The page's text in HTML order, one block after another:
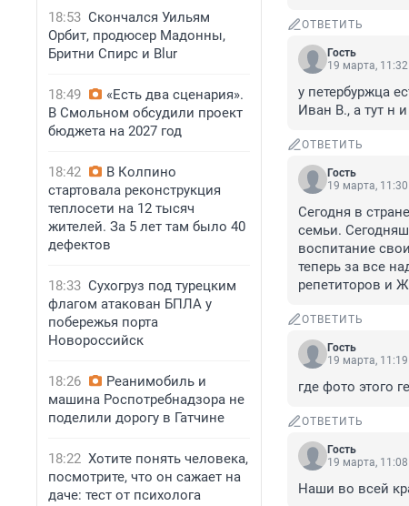
18:53 Скончался Уильям
Орбит, продюсер Мадонны,
Бритни Спирс и Blur
18:49
«Есть два сценария».
В Смольном обсудили проект
бюджета на 2027 год
18:42
В Колпино
стартовала реконструкция
теплосети на 12 тысяч
жителей. За 5 лет там было 40
дефектов
18:33 Сухогруз под турецким
флагом атакован БПЛА у
побережья порта
Новороссийск
18:26
Реанимобиль и
машина Роспотребнадзора не
поделили дорогу в Гатчине
18:22 Хотите понять человека,
посмотрите, что он сажает на
даче: тест от психолога
ОТВЕТИТЬ
Гость
19 марта, 11:32
у петербуржца
Иван В., а тут н и
ОТВЕТИТЬ
Гость
19 марта, 11:30
Сегодня в
семьи.
воспитание
теперь за все
репетиторов и
ОТВЕТИТЬ
Гость
19 марта, 11:19
где фото этого
ОТВЕТИТЬ
Гость
19 марта, 11:08
Наши во всей